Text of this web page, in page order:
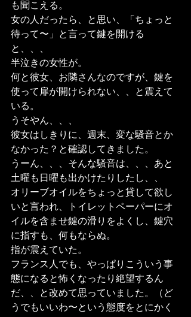
も聞こえる。
女の人だったら、と思い、「ちょっと
待って〜」と言って鍵を開ける
と、、、
半泣きの女性が。
何と彼女、お隣さんなのですが、鍵を
使って扉が開けられない、、と震えて
いる。
うそやん、、、
彼女はしきりに、週末、変な騒音とか
なかった？と確認してきました。
うーん、、、そんな騒音は、、、あと
土曜も日曜も出かけたりしたし、、
オリーブオイルをちょっと貸して欲し
いと言われ、トイレットペーパーにオ
イルを含ませ鍵の滑りをよくし、鍵穴
に指すも、何もならぬ。
指が震えていた。
フランス人でも、やっぱりこういう事
態になると怖くなったり絶望するん
だ、、と改めて思っていました。（ど
うでもいいわ〜という態度をとにかく